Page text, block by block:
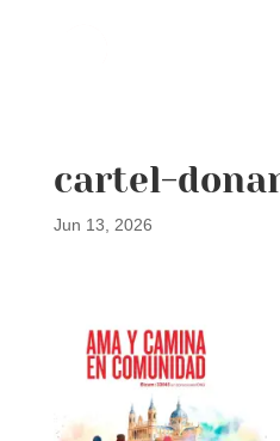
cartel-
Jun 13, 2026